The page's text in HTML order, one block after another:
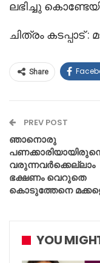
ലഭിച്ചു
ചിത്രം കടപ്പാട് :
Share
PREV POST
ഞാനൊരു
വരുന്നവര്‍ക്കെല്ലാം
ഭക്ഷണം വെറുതെ
കൊടുത്തേനെ
YOU